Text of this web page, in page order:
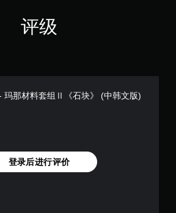
评级
玛那材料套组Ⅱ《石块》 (中韩文版)
登录后进行评价